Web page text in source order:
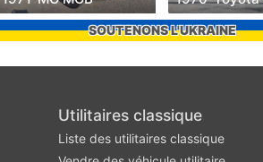
SOUTENONS L'UKRAINE
Utilitaires classique
Liste des utilitaires classique